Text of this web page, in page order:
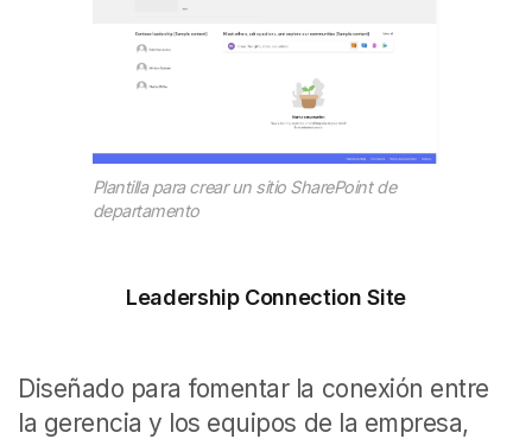
Plantilla para crear un sitio SharePoint de
departamento
Leadership Connection Site
Diseñado para fomentar la conexión entre
la gerencia y los equipos de la empresa,